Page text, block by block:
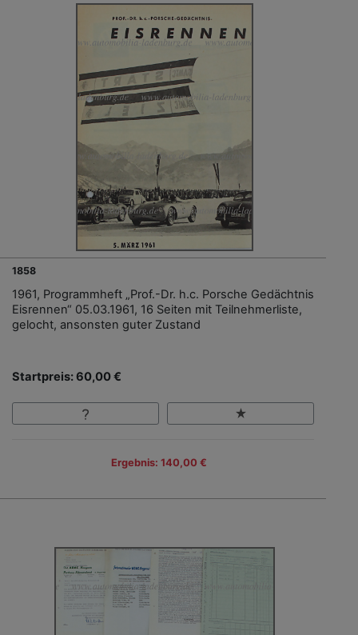
1858
1961, Programmheft „Prof.-Dr. h.c. Porsche Gedächtnis
Eisrennen“ 05.03.1961, 16 Seiten mit Teilnehmerliste,
gelocht, ansonsten guter Zustand
Startpreis: 60,00 €
Ergebnis: 140,00 €